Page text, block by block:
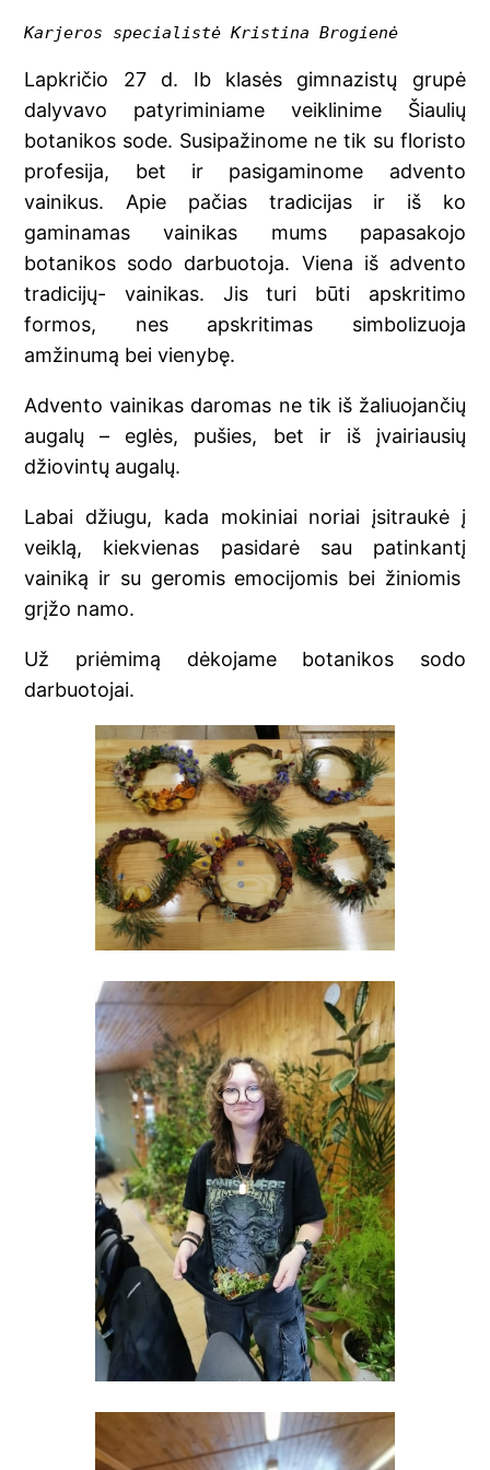
Karjeros specialistė Kristina Brogienė
Lapkričio 27 d. Ib klasės gimnazistų grupė
dalyvavo patyriminiame veiklinime Šiaulių
botanikos sode. Susipažinome ne tik su floristo
profesija, bet ir pasigaminome advento
vainikus. Apie pačias tradicijas ir iš ko
gaminamas vainikas mums papasakojo
botanikos sodo darbuotoja. Viena iš advento
tradicijų- vainikas. Jis turi būti apskritimo
formos, nes apskritimas simbolizuoja
amžinumą bei vienybę.
Advento vainikas daromas ne tik iš žaliuojančių
augalų – eglės, pušies, bet ir iš įvairiausių
džiovintų augalų.
Labai džiugu, kada mokiniai noriai įsitraukė į
veiklą, kiekvienas pasidarė sau patinkantį
vainiką ir su geromis emocijomis bei žiniomis
grįžo namo.
Už priėmimą dėkojame botanikos sodo
darbuotojai.